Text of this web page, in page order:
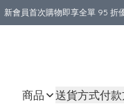
新會員首次購物即享全單 95 折
商品 送貨方式付